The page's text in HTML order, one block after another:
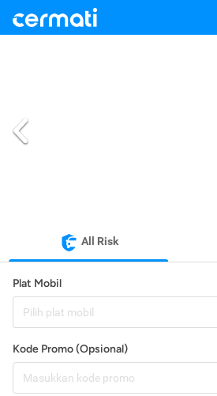
All Risk
Plat Mobil
Pilih plat mobil
Kode Promo (Opsional)